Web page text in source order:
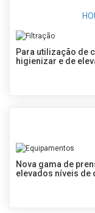
Para utilização de
higienizar e de
Nova gama de
elevados níveis de